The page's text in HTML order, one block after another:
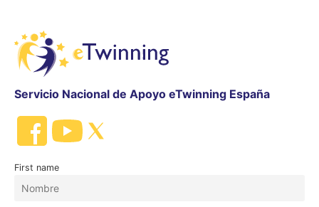
Servicio Nacional de Apoyo eTwinning España
First name